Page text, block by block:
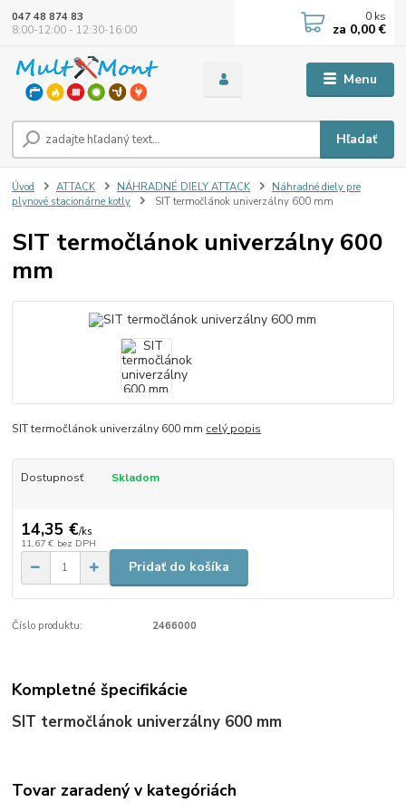
Menu
Hľadať
047 48 874 83
8:00-12:00 - 12:30-16:00
0 ks
za 0,00 €
Úvod ATTACK NÁHRADNÉ DIELY ATTACK
Náhradné diely pre
plynové stacionárne kotly
SIT termočlánok univerzálny 600 mm
SIT termočlánok univerzálny 600
mm
SIT termočlánok univerzálny 600 mm celý popis
Dostupnosť Skladom
14,35 €/ks
11,67 € bez DPH
Pridať do košíka
Číslo produktu: 2466000
Kompletné špecifikácie
SIT termočlánok univerzálny 600 mm
Tovar zaradený v kategóriách